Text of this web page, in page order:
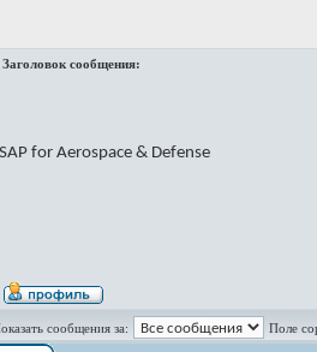
Заголовок сообщения:
SAP for Aerospace & Defense
сообщения за: Поле